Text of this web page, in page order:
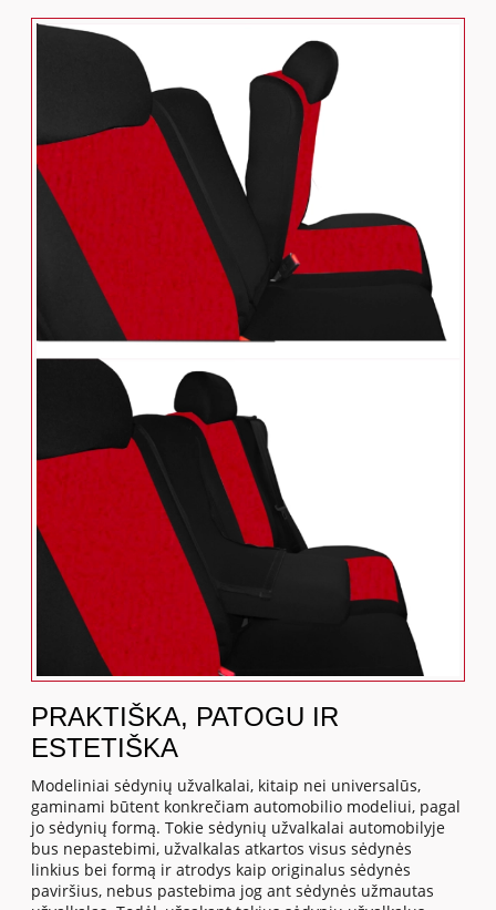
PRAKTIŠKA, PATOGU IR
ESTETIŠKA
Modeliniai sėdynių užvalkalai, kitaip nei universalūs,
gaminami būtent konkrečiam automobilio modeliui, pagal
jo sėdynių formą. Tokie sėdynių užvalkalai automobilyje
bus nepastebimi, užvalkalas atkartos visus sėdynės
linkius bei formą ir atrodys kaip originalus sėdynės
paviršius, nebus pastebima jog ant sėdynės užmautas